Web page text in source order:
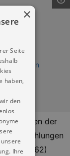
Märchen der
Erzählungen
1962)
×
Seite
haben,
den
Ihre